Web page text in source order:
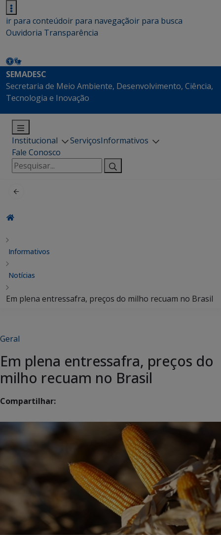
ir para conteúdoir para navegaçãoir para busca
Ouvidoria Transparência
SEMADESC
Secretaria de Meio Ambiente, Desenvolvimento, Ciência,
Tecnologia e Inovação
Institucional ServiçosInformativos
Fale Conosco
Pesquisar
por:
Informativos
Notícias
Em plena entressafra, preços do milho recuam no Brasil
Geral
Em plena entressafra, preços do
milho recuam no Brasil
Compartilhar: